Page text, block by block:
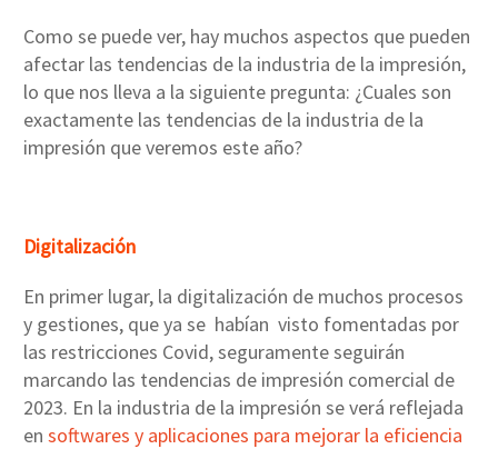
Como se puede ver, hay muchos aspectos que pueden
afectar las tendencias de la industria de la impresión,
lo que nos lleva a la siguiente pregunta: ¿Cuales son
exactamente las tendencias de la industria de la
impresión que veremos este año?
Digitalización
En primer lugar, la digitalización de muchos procesos
y gestiones, que ya se habían visto fomentadas por
las restricciones Covid, seguramente seguirán
marcando las tendencias de impresión comercial de
2023. En la industria de la impresión se verá reflejada
en softwares y aplicaciones para mejorar la eficiencia